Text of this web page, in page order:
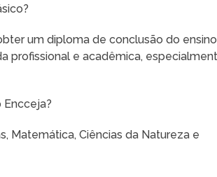
um diploma de conclusão do ensino
profissional e acadêmica,
Encceja?
Matemática, Ciências da Natureza e